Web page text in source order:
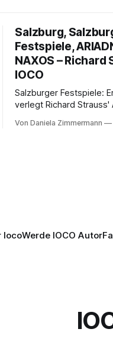
Salzburg,
Festspiele,
NAXOS – Richard
IOCO
Salzburger Festspiele:
verlegt Richard Strauss'
Science-Fiction mit
Von Daniela Zimmermann
IocoWerde IOCO Autor